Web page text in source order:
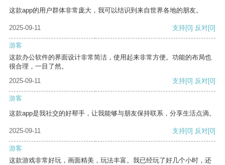
这款app的用户群体非常庞大，我可以结识到来自世界各地的朋友。
2025-09-11 支持[0] 反对[0]
游客
这款办公软件的界面设计非常简洁，使用起来非常方便。功能的布局也
很合理，一目了然。
2025-09-11
支持[0] 反对[0]
游客
这款app是我社交的好帮手，让我能够与朋友保持联系，分享生活点滴。
2025-09-11 支持[0] 反对[0]
游客
这款游戏非常好玩，画面精美，玩法丰富。我已经玩了好几个小时，还